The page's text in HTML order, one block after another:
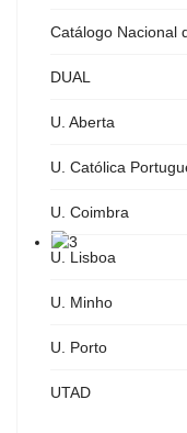
Catálogo Nacional
DUAL
U. Aberta
U. Católica
U. Coimbra
U. Lisboa
U. Minho
U. Porto
UTAD